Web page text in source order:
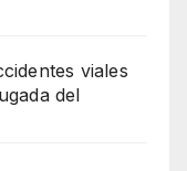
viales
del